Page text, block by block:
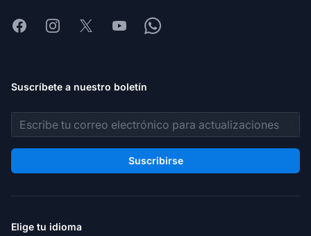
FacebookInstagram
X YoutubeWhatsapp
Suscríbete a nuestro boletín
Dirección de correo electrónico
Suscribirse
Elige tu idioma